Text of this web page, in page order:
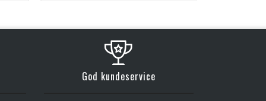
God kundeservice